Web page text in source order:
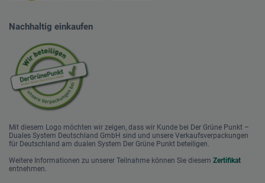
Nachhaltig einkaufen
Mit diesem Logo möchten wir zeigen, dass wir Kunde bei Der Grüne Punkt –
Duales System Deutschland GmbH sind und unsere Verkaufsverpackungen
für Deutschland am dualen System Der Grüne Punkt beteiligen.
Weitere Informationen zu unserer Teilnahme können Sie diesem Zertifikat
entnehmen.